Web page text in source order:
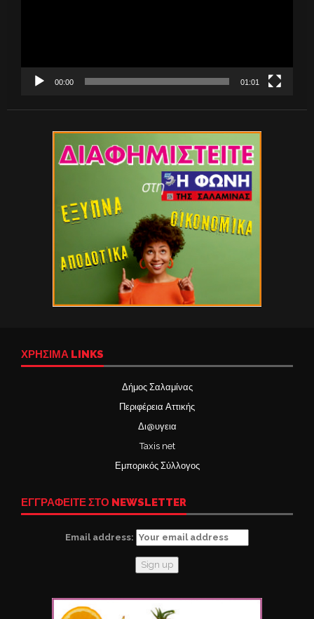
00:00 01:01
ΧΡΉΣΙΜΑ LINKS
Δήμος Σαλαμίνας
Περιφέρεια Αττικής
Δι@υγεια
Taxis net
Εμπορικός Σύλλογος
ΕΓΓΡΑΦΕΙΤΕ ΣΤΟ NEWSLETTER
Email address: